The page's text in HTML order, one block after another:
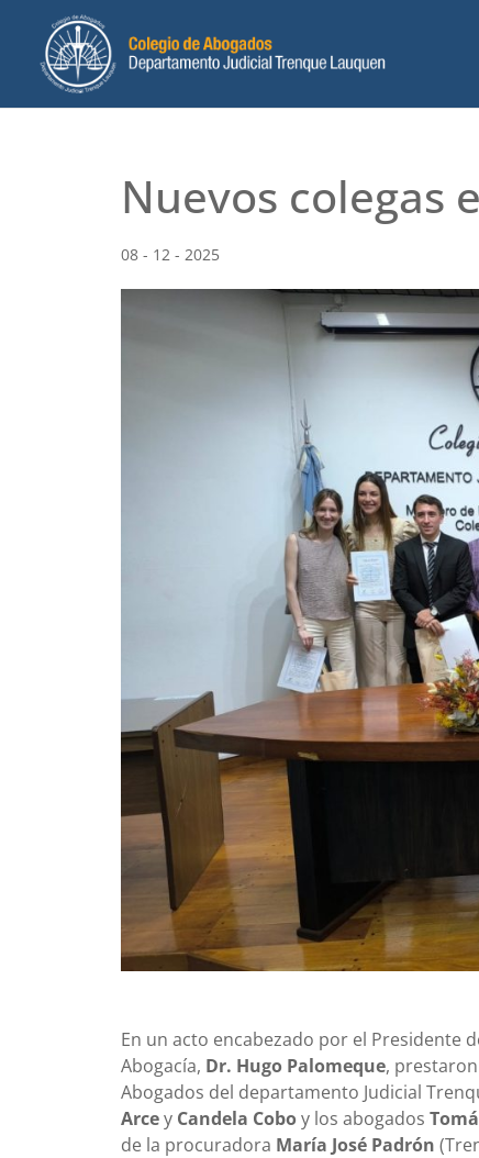
Nuevos colegas
08 - 12 - 2025
En un acto encabezado por el Presidente
Abogacía, Dr. Hugo Palomeque,
Abogados del departamento Judicial
ArceyCandela Coboy los abogados
de la procuradora María José Padrón